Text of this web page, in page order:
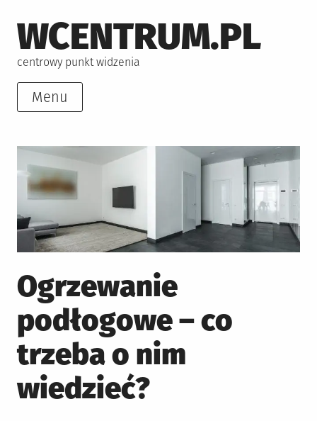
to
content
WCENTRUM.PL
centrowy punkt widzenia
Menu
Ogrzewanie
podłogowe – co
trzeba o nim
wiedzieć?